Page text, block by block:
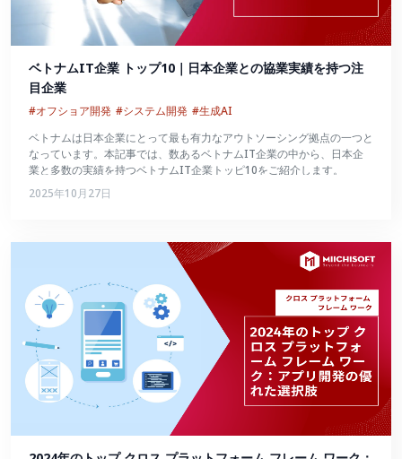
ベトナムIT企業 トップ10｜日本企業との協業実績を持つ注
目企業
#オフショア開発 #システム開発 #生成AI
ベトナムは日本企業にとって最も有力なアウトソーシング拠点の一つと
なっています。本記事では、数あるベトナムIT企業の中から、日本企
業と多数の実績を持つベトナムIT企業トッピ10をご紹介します。
2025年10月27日